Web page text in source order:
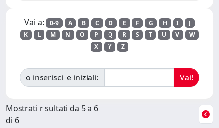
Vai a: 0-9 A B C D E F G H I
J
K
L M N O P Q R S T U V
W
X
Y Z
o inserisci le iniziali:
Mostrati risultati da 5 a 6
di 6